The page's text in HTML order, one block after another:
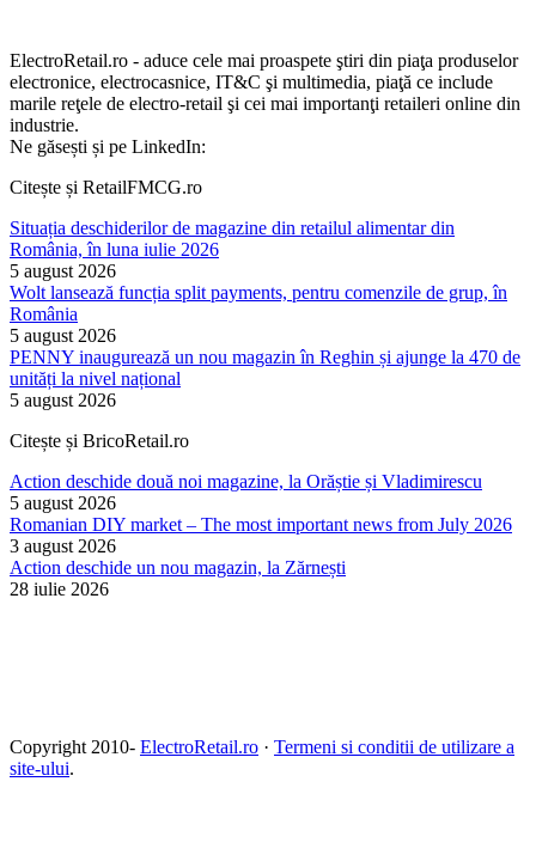
ElectroRetail.ro - aduce cele mai proaspete ştiri din piaţa produselor
electronice, electrocasnice, IT&C şi multimedia, piaţă ce include
marile reţele de electro-retail şi cei mai importanţi retaileri online din
industrie.
Ne găsești și pe LinkedIn:
Citește și RetailFMCG.ro
Situația deschiderilor de magazine din retailul alimentar din
România, în luna iulie 2026
5 august 2026
Wolt lansează funcția split payments, pentru comenzile de grup, în
România
5 august 2026
PENNY inaugurează un nou magazin în Reghin și ajunge la 470 de
unități la nivel național
5 august 2026
Citește și BricoRetail.ro
Action deschide două noi magazine, la Orăștie și Vladimirescu
5 august 2026
Romanian DIY market – The most important news from July 2026
3 august 2026
Action deschide un nou magazin, la Zărnești
28 iulie 2026
Copyright 2010- ElectroRetail.ro · Termeni si conditii de utilizare a
site-ului.